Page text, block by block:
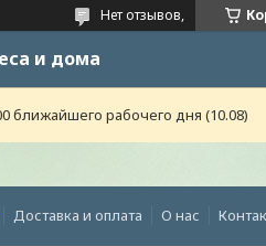
Нет отзывов,
и дома
ближайшего рабочего дня (10.08)
Доставка и оплата О нас